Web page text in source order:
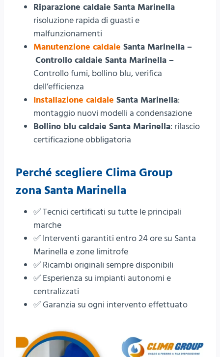
Riparazione caldaie Santa Marinella
risoluzione rapida di guasti e
malfunzionamenti
Manutenzione caldaie Santa Marinella –
Controllo caldaie Santa Marinella –
Controllo fumi, bollino blu, verifica
dell’efficienza
Installazione caldaie Santa Marinella:
montaggio nuovi modelli a condensazione
Bollino blu caldaie Santa Marinella: rilascio
certificazione obbligatoria
Perché scegliere Clima Group
zona Santa Marinella
✅ Tecnici certificati su tutte le principali
marche
✅ Interventi garantiti entro 24 ore su Santa
Marinella e zone limitrofe
✅ Ricambi originali sempre disponibili
✅ Esperienza su impianti autonomi e
centralizzati
✅ Garanzia su ogni intervento effettuato